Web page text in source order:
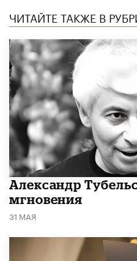
ЧИТАЙТЕ ТАКЖЕ В
Александр
мгновения
31 МАЯ